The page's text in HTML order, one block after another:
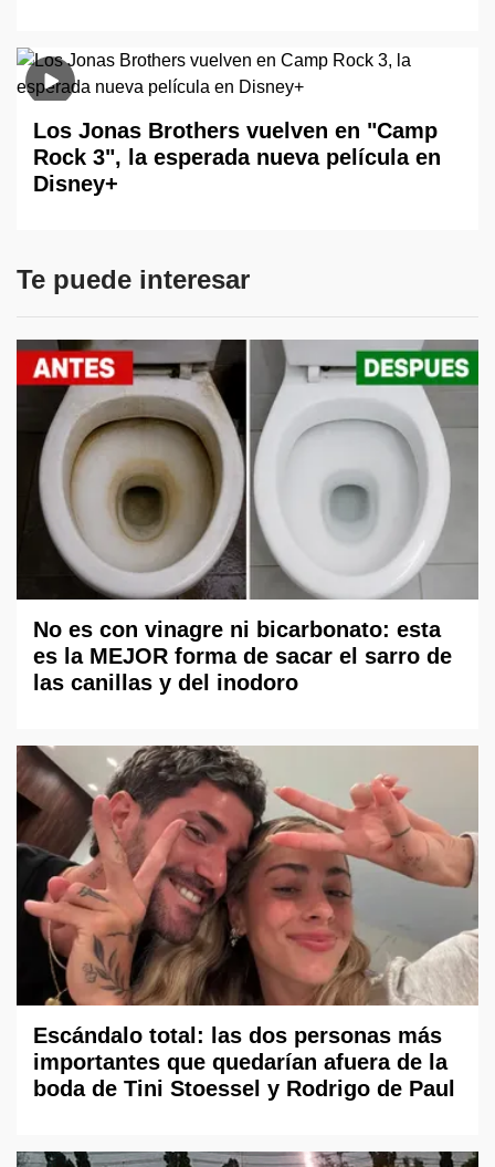
Los Jonas Brothers vuelven en "Camp
Rock 3", la esperada nueva película en
Disney+
Te puede interesar
No es con vinagre ni bicarbonato: esta
es la MEJOR forma de sacar el sarro de
las canillas y del inodoro
Escándalo total: las dos personas más
importantes que quedarían afuera de la
boda de Tini Stoessel y Rodrigo de Paul